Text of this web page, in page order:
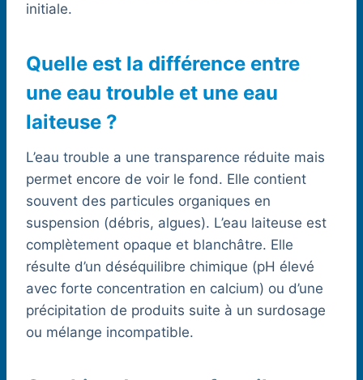
initiale.
Quelle est la différence entre
une eau trouble et une eau
laiteuse ?
L’eau trouble a une transparence réduite mais
permet encore de voir le fond. Elle contient
souvent des particules organiques en
suspension (débris, algues). L’eau laiteuse est
complètement opaque et blanchâtre. Elle
résulte d’un déséquilibre chimique (pH élevé
avec forte concentration en calcium) ou d’une
précipitation de produits suite à un surdosage
ou mélange incompatible.